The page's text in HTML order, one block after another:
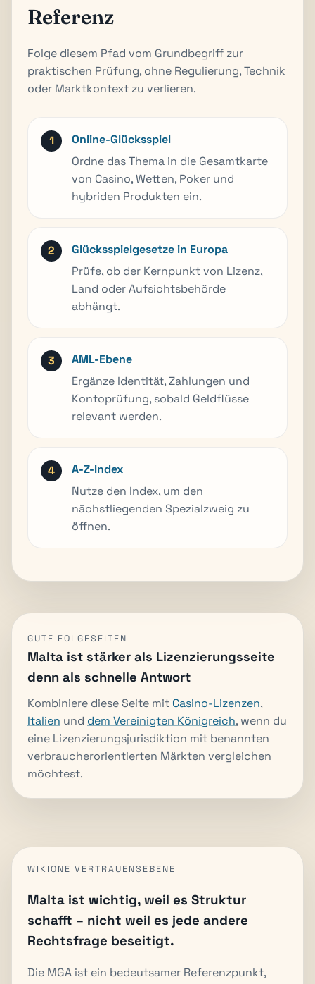
Referenz
Folge diesem Pfad vom Grundbegriff zur
praktischen Prüfung, ohne Regulierung, Technik
oder Marktkontext zu verlieren.
Online-Glücksspiel
Ordne das Thema in die Gesamtkarte
von Casino, Wetten, Poker und
hybriden Produkten ein.
Glücksspielgesetze in Europa
Prüfe, ob der Kernpunkt von Lizenz,
Land oder Aufsichtsbehörde
abhängt.
AML-Ebene
Ergänze Identität, Zahlungen und
Kontoprüfung, sobald Geldflüsse
relevant werden.
A-Z-Index
Nutze den Index, um den
nächstliegenden Spezialzweig zu
öffnen.
GUTE FOLGESEITEN
Malta ist stärker als Lizenzierungsseite
denn als schnelle Antwort
Kombiniere diese Seite mit Casino-Lizenzen,
Italien und dem Vereinigten Königreich, wenn du
eine Lizenzierungsjurisdiktion mit benannten
verbraucherorientierten Märkten vergleichen
möchtest.
WIKIONE VERTRAUENSEBENE
Malta ist wichtig, weil es Struktur
schafft – nicht weil es jede andere
Rechtsfrage beseitigt.
Die MGA ist ein bedeutsamer Referenzpunkt,